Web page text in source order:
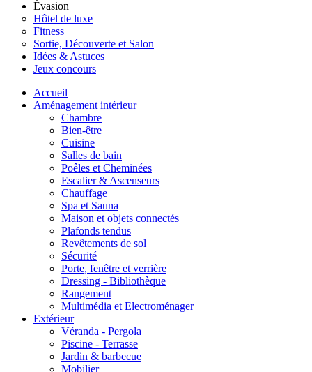
Évasion
Hôtel de luxe
Fitness
Sortie, Découverte et Salon
Idées & Astuces
Jeux concours
Accueil
Aménagement intérieur
Chambre
Bien-être
Cuisine
Salles de bain
Poêles et Cheminées
Escalier & Ascenseurs
Chauffage
Spa et Sauna
Maison et objets connectés
Plafonds tendus
Revêtements de sol
Sécurité
Porte, fenêtre et verrière
Dressing - Bibliothèque
Rangement
Multimédia et Electroménager
Extérieur
Véranda - Pergola
Piscine - Terrasse
Jardin & barbecue
Mobilier